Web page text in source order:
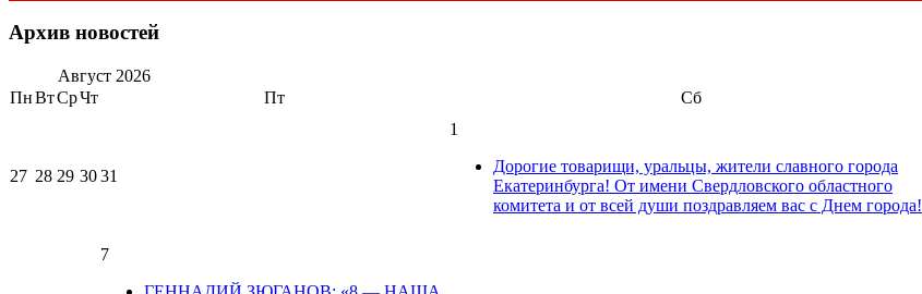
Архив новостей
Август 2026
ПнВтСрЧт Пт Сб
27 28 29 3031
1
Дорогие товарищи, уральцы, жители славного города
Екатеринбурга! От имени Свердловского областного
комитета и от всей души поздравляем вас с Днем города!
7